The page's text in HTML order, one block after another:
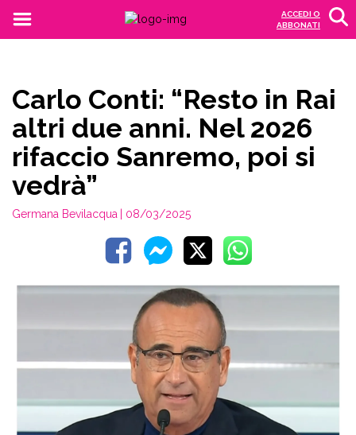
ACCEDI O
ABBONATI
Carlo Conti: “Resto in Rai
altri due anni. Nel 2026
rifaccio Sanremo, poi si
vedrà”
Germana Bevilacqua | 08/03/2025